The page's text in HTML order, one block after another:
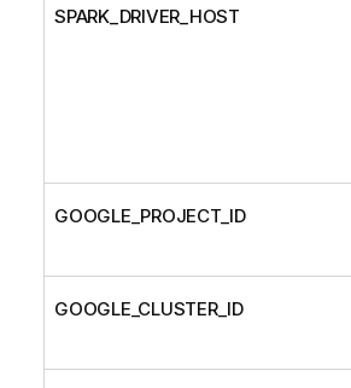
SPARK_DRIVER_HOST
GOOGLE_PROJECT_ID
GOOGLE_CLUSTER_ID